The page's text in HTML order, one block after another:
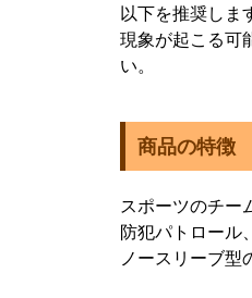
以下を推奨しま
現象が起こる可
い。
商品の特徴
スポーツのチー
防犯パトロール
ノースリーブ型